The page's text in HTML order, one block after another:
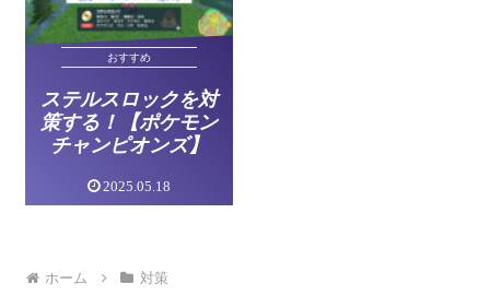
おすすめ
ステルスロックを対
策する！【ポケモン
チャンピオンズ】
2025.05.18
ホーム 対策